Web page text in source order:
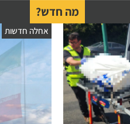
מה חדש?
אחלה חדשות